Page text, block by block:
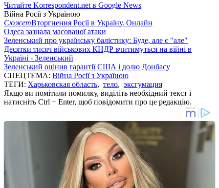
Читайте Korrespondent.net в Google News
Війна Росії з Україною
СюжетВторгнення Росії в Україну. Онлайн
Одеса зазнала масованої атаки
Зеленський про українську балістику: Буде, але є "але"
Десятки тисяч військових КНДР вчитимуться на війні в
Україні - Зеленський
Зеленський оцінив гарантії США і долю Донбасу
СПЕЦТЕМА: Війна Росії з Україною
ТЕГИ: Харьковская область, тело, эксгумация
Якщо ви помітили помилку, виділіть необхідний текст і
натисніть Ctrl + Enter, щоб повідомити про це редакцію.